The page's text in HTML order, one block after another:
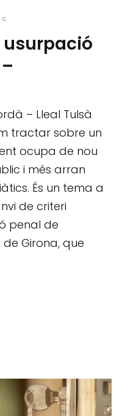
usurpació
– Lleal Tulsà
tractar sobre un
ocupa de nou
i més arran
És un tema a
de criteri
penal de
de Girona, que